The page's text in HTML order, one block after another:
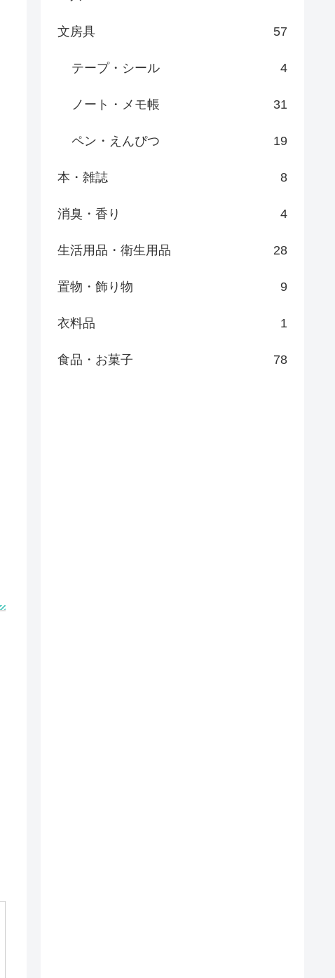
文房具 57
テープ・シール 4
ノート・メモ帳 31
ペン・えんぴつ 19
本・雑誌 8
消臭・香り 4
生活用品・衛生用品 28
置物・飾り物 9
衣料品 1
食品・お菓子 78